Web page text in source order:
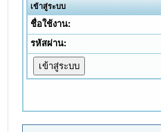
เข้าสู่ระบบ
ชื่อใช้งาน:
รหัสผ่าน: